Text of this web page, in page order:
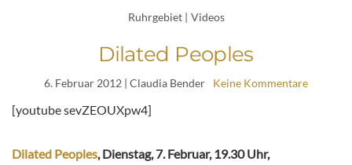
Ruhrgebiet | Videos
Dilated Peoples
6. Februar 2012 | Claudia Bender Keine Kommentare
[youtube sevZEOUXpw4]
Dilated Peoples, Dienstag, 7. Februar, 19.30 Uhr,